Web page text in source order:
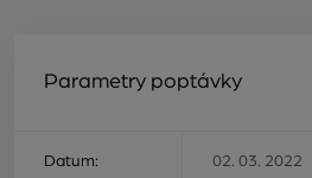
Parametry poptávky
Datum: 02. 03. 2022